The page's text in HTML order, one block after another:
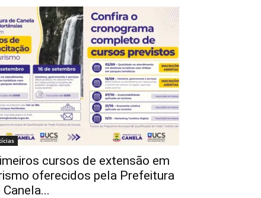
cursos de extensão em
oferecidos pela Prefeitura
Canela...